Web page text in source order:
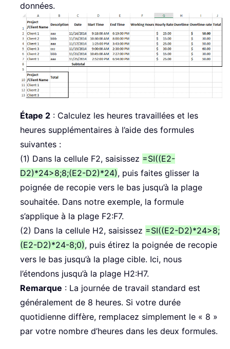
données.
Étape 2 : Calculez les heures travaillées et les
heures supplémentaires à l’aide des formules
suivantes :
(1) Dans la cellule F2, saisissez =SI((E2-
D2)*24>8;8;(E2-D2)*24), puis faites glisser la
poignée de recopie vers le bas jusqu’à la plage
souhaitée. Dans notre exemple, la formule
s’applique à la plage F2:F7.
(2) Dans la cellule H2, saisissez =SI((E2-D2)*24>8;
(E2-D2)*24-8;0), puis étirez la poignée de recopie
vers le bas jusqu’à la plage cible. Ici, nous
l’étendons jusqu’à la plage H2:H7.
Remarque : La journée de travail standard est
généralement de 8 heures. Si votre durée
quotidienne diffère, remplacez simplement le « 8 »
par votre nombre d’heures dans les deux formules.